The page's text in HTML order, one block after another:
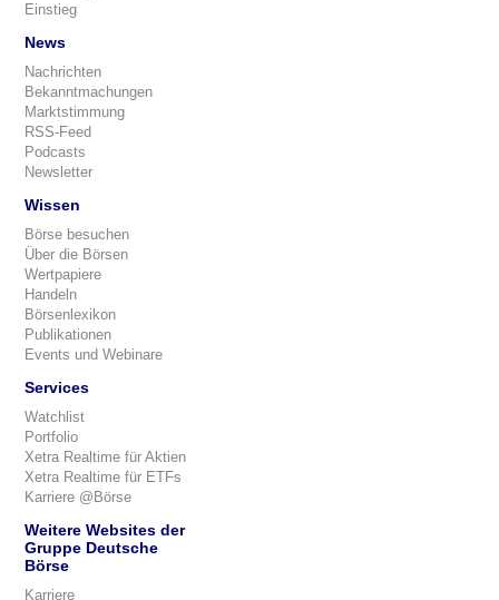
Einstieg
News
Nachrichten
Bekanntmachungen
Marktstimmung
RSS-Feed
Podcasts
Newsletter
Wissen
Börse besuchen
Über die Börsen
Wertpapiere
Handeln
Börsenlexikon
Publikationen
Events und Webinare
Services
Watchlist
Portfolio
Xetra Realtime für Aktien
Xetra Realtime für ETFs
Karriere @Börse
Weitere Websites der
Gruppe Deutsche
Börse
Karriere